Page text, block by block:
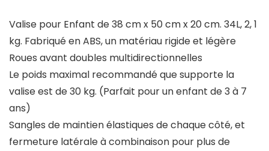
Valise pour Enfant de 38 cm x 50 cm x 20 cm. 34L, 2, 1
kg. Fabriqué en ABS, un matériau rigide et légère
Roues avant doubles multidirectionnelles
Le poids maximal recommandé que supporte la
valise est de 30 kg. (Parfait pour un enfant de 3 à 7
ans)
Sangles de maintien élastiques de chaque côté, et
fermeture latérale à combinaison pour plus de